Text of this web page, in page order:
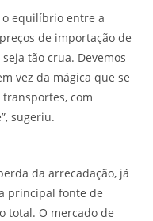
equilíbrio entre a
de importação de
tão crua. Devemos
vez da mágica que se
com
sugeriu.
da arrecadação, já
principal fonte de
total. O mercado de